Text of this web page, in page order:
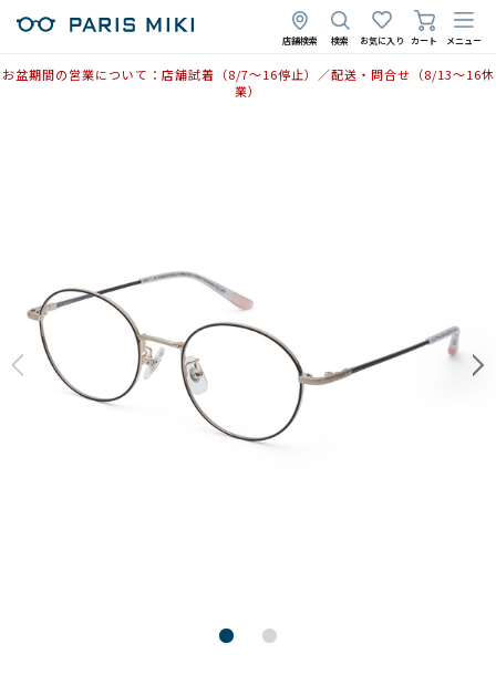
店舗検索 検索 お気に入り カート メニュー
お盆期間の営業について：店舗試着（8/7〜16停止）／配送・問合せ（8/13〜16休
業）